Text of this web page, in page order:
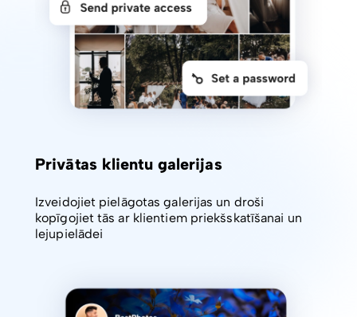
Privātas klientu galerijas
Izveidojiet pielāgotas galerijas un droši
kopīgojiet tās ar klientiem priekšskatīšanai un
lejupielādei